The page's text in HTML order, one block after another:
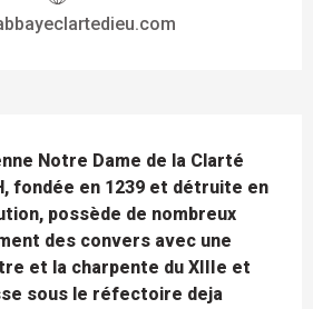
Notre Dame de la Clarté
fondée en 1239 et détruite en
possède de nombreux
des convers avec une
et la charpente du XIIIe et
sous le réfectoire deja